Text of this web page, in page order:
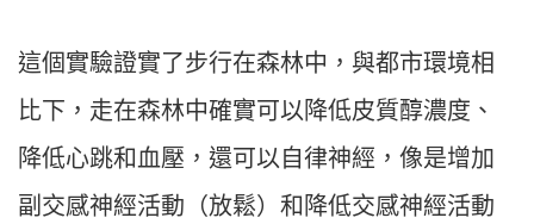
這個實驗證實了步行在森林中，與都市環境相
比下，走在森林中確實可以降低皮質醇濃度、
降低心跳和血壓，還可以自律神經，像是增加
副交感神經活動（放鬆）和降低交感神經活動